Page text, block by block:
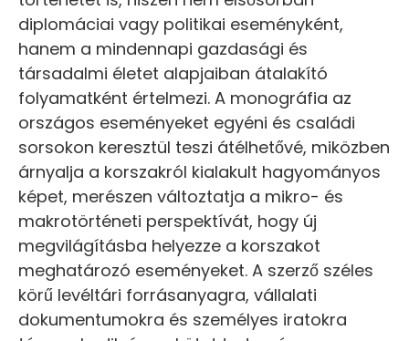
diplomáciai vagy politikai eseményként,
hanem a mindennapi gazdasági és
társadalmi életet alapjaiban átalakító
folyamatként értelmezi. A monográfia az
országos eseményeket egyéni és családi
sorsokon keresztül teszi átélhetővé, miközben
árnyalja a korszakról kialakult hagyományos
képet, merészen változtatja a mikro- és
makrotörténeti perspektívát, hogy új
megvilágításba helyezze a korszakot
meghatározó eseményeket. A szerző széles
körű levéltári forrásanyagra, vállalati
dokumentumokra és személyes iratokra